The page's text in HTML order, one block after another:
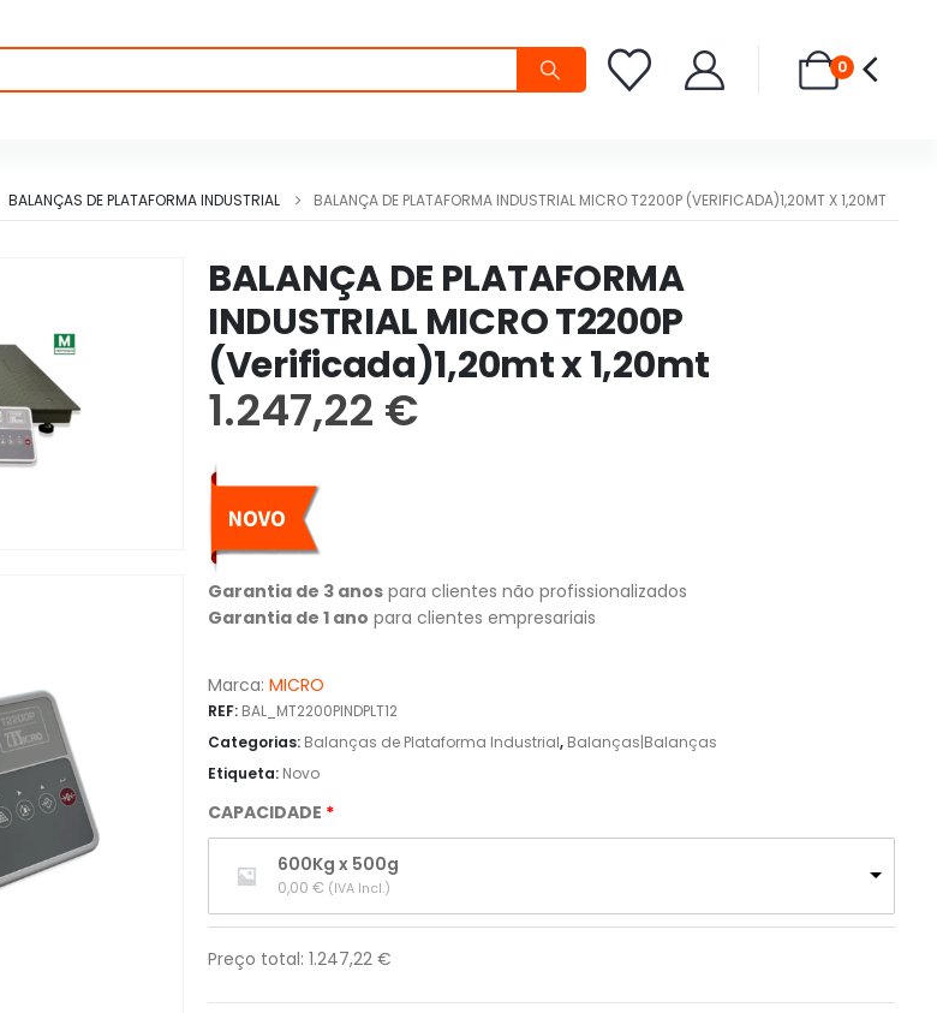
0
BALANÇAS DE PLATAFORMA INDUSTRIAL BALANÇA DE PLATAFORMA INDUSTRIAL MICRO T2200P (VERIFICADA)1,20MT X 1,20MT
BALANÇA DE PLATAFORMA
INDUSTRIAL MICRO T2200P
(Verificada)1,20mt x 1,20mt
1.247,22 €
Garantia de 3 anos para clientes não profissionalizados
Garantia de 1 ano para clientes empresariais
Marca: MICRO
REF: BAL_MT2200PINDPLT12
Categorias: Balanças de Plataforma Industrial, Balanças|Balanças
Etiqueta: Novo
CAPACIDADE
600Kg x 500g
0,00 € (IVA Incl.)
Preço total:1.247,22€